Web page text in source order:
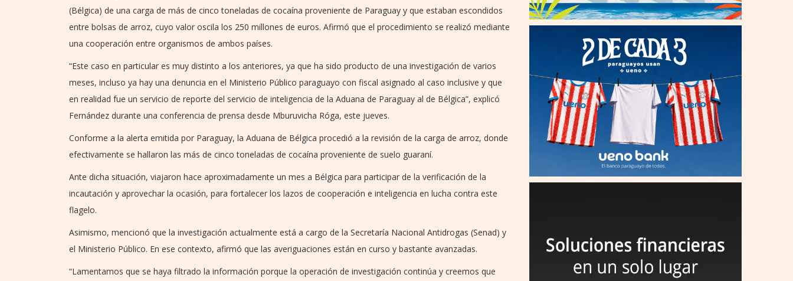
(Bélgica) de una carga de más de cinco toneladas de cocaína proveniente de Paraguay y que estaban escondidos
entre bolsas de arroz, cuyo valor oscila los 250 millones de euros. Afirmó que el procedimiento se realizó mediante
una cooperación entre organismos de ambos países.
“Este caso en particular es muy distinto a los anteriores, ya que ha sido producto de una investigación de varios
meses, incluso ya hay una denuncia en el Ministerio Público paraguayo con fiscal asignado al caso inclusive y que
en realidad fue un servicio de reporte del servicio de inteligencia de la Aduana de Paraguay al de Bélgica”, explicó
Fernández durante una conferencia de prensa desde Mburuvicha Róga, este jueves.
Conforme a la alerta emitida por Paraguay, la Aduana de Bélgica procedió a la revisión de la carga de arroz, donde
efectivamente se hallaron las más de cinco toneladas de cocaína proveniente de suelo guaraní.
Ante dicha situación, viajaron hace aproximadamente un mes a Bélgica para participar de la verificación de la
incautación y aprovechar la ocasión, para fortalecer los lazos de cooperación e inteligencia en lucha contra este
flagelo.
Asimismo, mencionó que la investigación actualmente está a cargo de la Secretaría Nacional Antidrogas (Senad) y
el Ministerio Público. En ese contexto, afirmó que las averiguaciones están en curso y bastante avanzadas.
“Lamentamos que se haya filtrado la información porque la operación de investigación continúa y creemos que